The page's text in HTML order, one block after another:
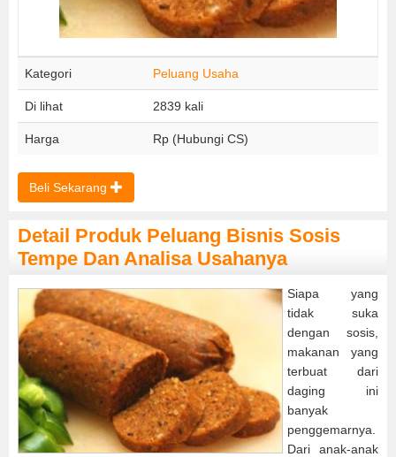
Kategori Peluang Usaha
Di lihat 2839 kali
Harga Rp (Hubungi CS)
Beli Sekarang
Detail Produk Peluang Bisnis Sosis
Tempe Dan Analisa Usahanya
Siapa yang
tidak suka
dengan sosis,
makanan yang
terbuat dari
daging ini
banyak
penggemarnya.
Dari anak-anak